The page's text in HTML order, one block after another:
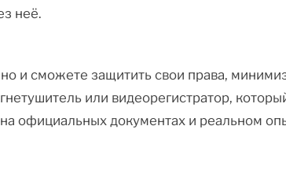
неё.
и сможете защитить свои права,
или видеорегистратор,
официальных документах и реальном